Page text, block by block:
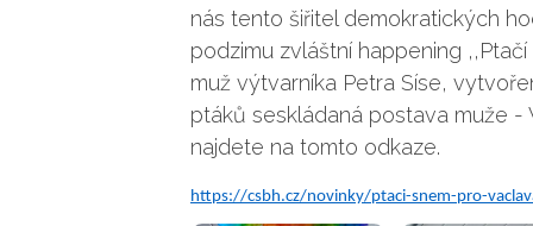
nás tento šiřitel demokratických
podzimu zvláštní happening
muž výtvarníka Petra Síse,
ptáků seskládaná postava muže -
najdete na tomto odkaze.
https://csbh.cz/novinky/ptaci-snem-pro-